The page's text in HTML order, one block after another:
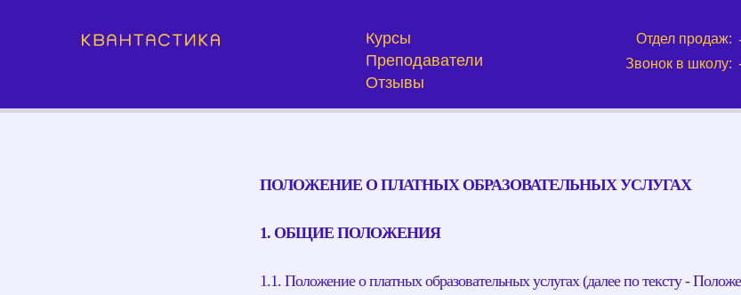
Отзывы
Преподаватели
Курсы
Отдел продаж:
Звонок в школу:
ПОЛОЖЕНИЕ О ПЛАТНЫХ ОБРАЗОВАТЕЛЬНЫХ УСЛУГАХ
1. ОБЩИЕ ПОЛОЖЕНИЯ
1.1. Положение о платных образовательных услугах (далее по тексту -